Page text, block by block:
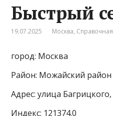
Быстрый
19.07.2025 Москва, Справочная
город: Москва
Район: Можайский район
Адрес: улица Багрицкого,
Индекс: 121374.0